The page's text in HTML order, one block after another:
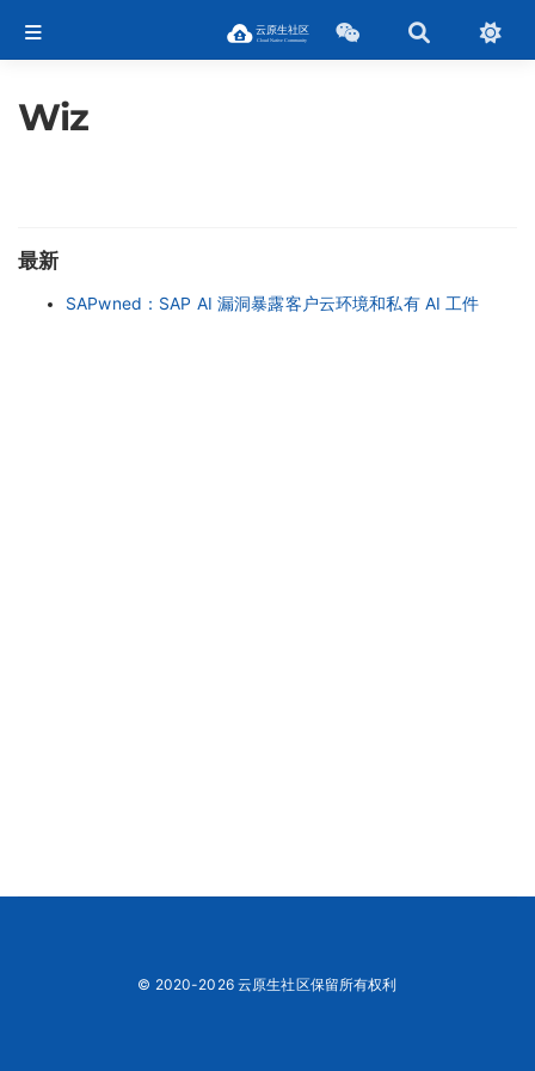
Wiz
最新
SAPwned：SAP AI 漏洞暴露客户云环境和私有 AI 工件
© 2020-2026 云原生社区保留所有权利